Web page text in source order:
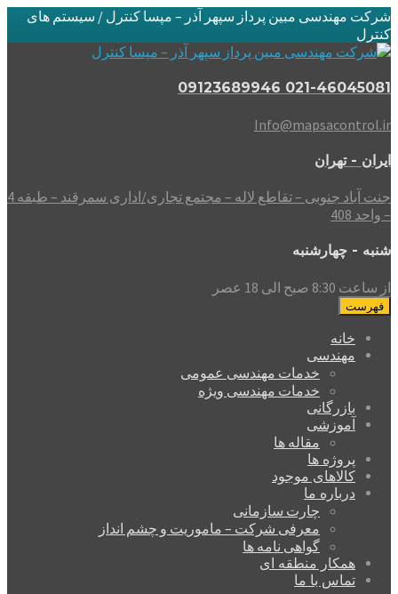
شرکت مهندسی مبین پرداز سپهر آذر – مپسا کنترل / سیستم های
کنترل
021-46045081 09123689946
Info@mapsacontrol.ir
ایران - تهران
جنت آباد جنوبی – تقاطع لاله – مجتمع تجاری/اداری سمرقند – طبقه 4
– واحد 408
شنبه - چهارشنبه
از ساعت 8:30 صبح الی 18 عصر
فهرست
خانه
مهندسی
خدمات مهندسی عمومی
خدمات مهندسی ویژه
بازرگانی
آموزشی
مقاله ها
پروژه ها
کالاهای موجود
درباره ما
چارت سازمانی
معرفی شرکت – ماموریت و چشم انداز
گواهی نامه ها
همکار منطقه ای
تماس با ما